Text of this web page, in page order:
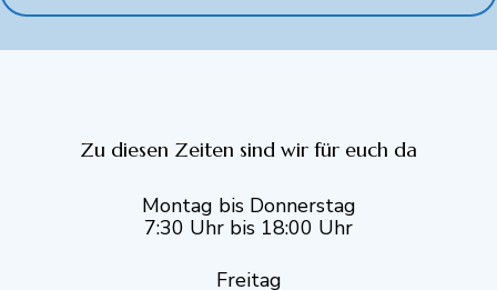
Zu diesen Zeiten sind wir für euch da
Montag bis Donnerstag
7:30 Uhr bis 18:00 Uhr
Freitag